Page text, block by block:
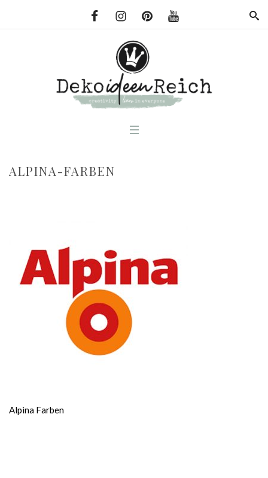
ALPINA-FARBEN
Alpina Farben